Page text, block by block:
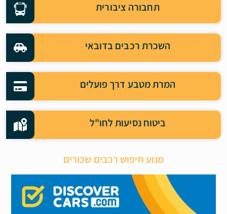
תחבורה ציבורית
השכרת רכבים בדובאי
המרת מטבע דרך פועלים
ביטוח נסיעות לחו"ל
מנוע חיפוש רכבים שכורים